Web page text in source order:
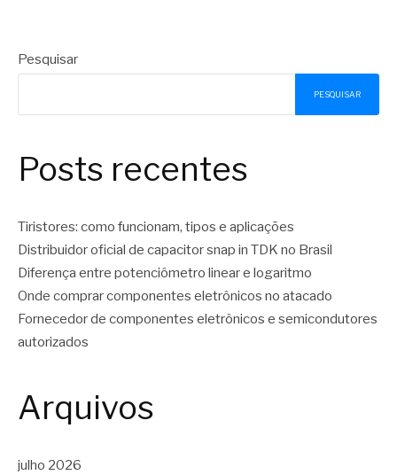
Pesquisar
PESQUISAR
Posts recentes
Tiristores: como funcionam, tipos e aplicações
Distribuidor oficial de capacitor snap in TDK no Brasil
Diferença entre potenciômetro linear e logaritmo
Onde comprar componentes eletrônicos no atacado
Fornecedor de componentes eletrônicos e semicondutores
autorizados
Arquivos
julho 2026